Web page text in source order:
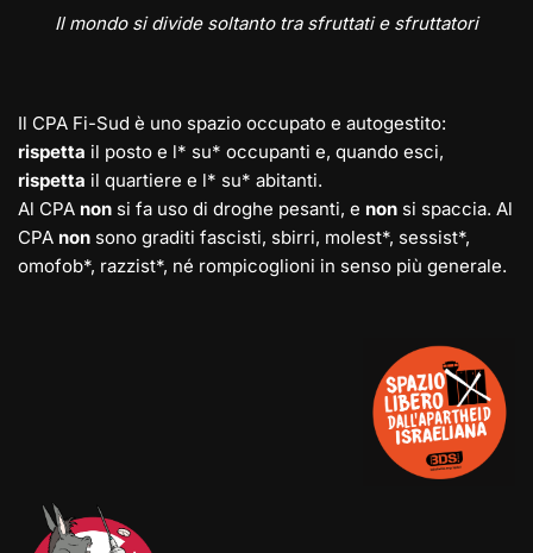
Il mondo si divide soltanto tra sfruttati e sfruttatori
Il CPA Fi-Sud è uno spazio occupato e autogestito:
rispetta il posto e l* su* occupanti e, quando esci,
rispetta il quartiere e l* su* abitanti.
Al CPA non si fa uso di droghe pesanti, e non si spaccia. Al
CPA non sono graditi fascisti, sbirri, molest*, sessist*,
omofob*, razzist*, né rompicoglioni in senso più generale.